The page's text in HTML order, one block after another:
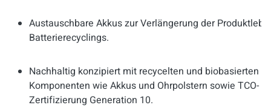
Austauschbare Akkus zur Verlängerung der
Batterierecyclings.
Nachhaltig konzipiert mit recycelten und biobasierten
Komponenten wie Akkus und Ohrpolstern sowie TCO-
Zertifizierung Generation 10.